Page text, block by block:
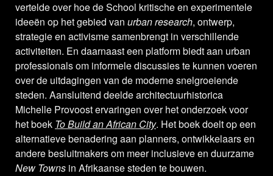
vertelde over hoe de School kritische en experimentele
ideeën op het gebied van urban research, ontwerp,
strategie en activisme samenbrengt in verschillende
activiteiten. En daarnaast een platform biedt aan urban
professionals om informele discussies te kunnen voeren
over de uitdagingen van de moderne snelgroeiende
steden. Aansluitend deelde architectuurhistorica
Michelle Provoost ervaringen over het onderzoek voor
het boek To Build an African City. Het boek doelt op een
alternatieve benadering aan planners, ontwikkelaars en
andere besluitmakers om meer inclusieve en duurzame
New Towns in Afrikaanse steden te bouwen.